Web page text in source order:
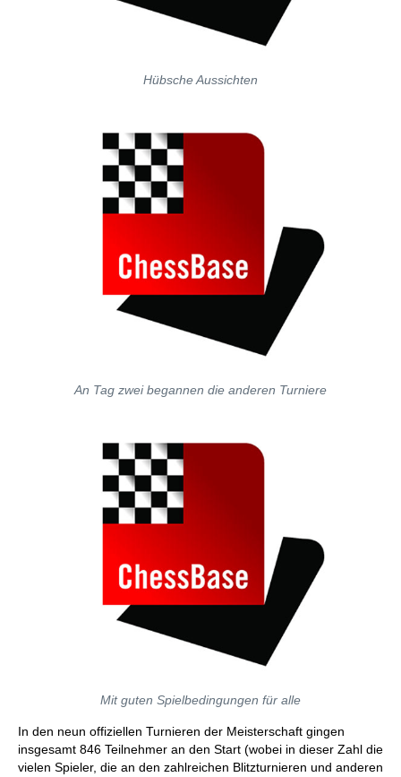
Hübsche Aussichten
An Tag zwei begannen die anderen Turniere
Mit guten Spielbedingungen für alle
In den neun offiziellen Turnieren der Meisterschaft gingen
insgesamt 846 Teilnehmer an den Start (wobei in dieser Zahl die
vielen Spieler, die an den zahlreichen Blitzturnieren und anderen